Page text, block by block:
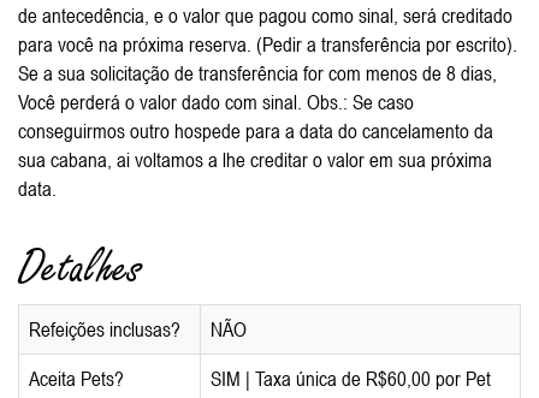
de antecedência, e o valor que pagou como sinal, será creditado
para você na próxima reserva. (Pedir a transferência por escrito).
Se a sua solicitação de transferência for com menos de 8 dias,
Você perderá o valor dado com sinal. Obs.: Se caso
conseguirmos outro hospede para a data do cancelamento da
sua cabana, ai voltamos a lhe creditar o valor em sua próxima
data.
Detalhes
Refeições inclusas? NÃO
Aceita Pets? SIM | Taxa única de R$60,00 por Pet